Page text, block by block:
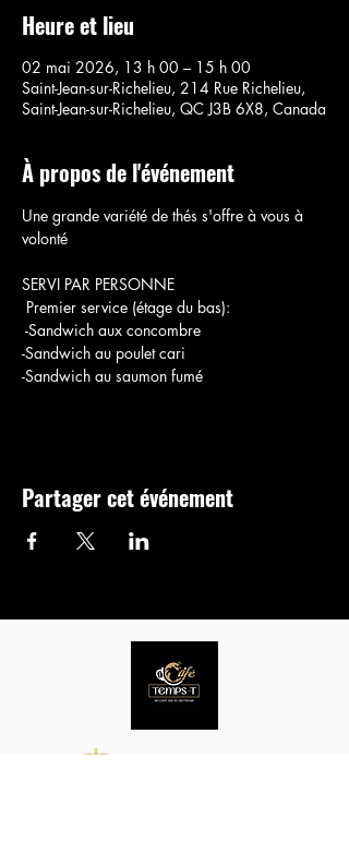
Heure et lieu
02 mai 2026, 13 h 00 – 15 h 00
Saint-Jean-sur-Richelieu, 214 Rue Richelieu,
Saint-Jean-sur-Richelieu, QC J3B 6X8, Canada
À propos de l'événement
Une grande variété de thés s'offre à vous à
volonté
SERVI PAR PERSONNE
Premier service (étage du bas):
-Sandwich aux concombre
-Sandwich au poulet cari
-Sandwich au saumon fumé
Partager cet événement